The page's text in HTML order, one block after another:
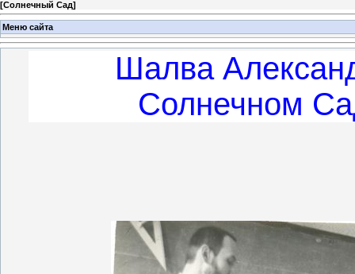
[Солнечный Сад]
Меню сайта
Шалва
Солнечном